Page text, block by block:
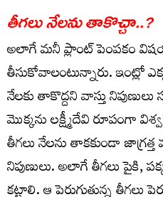
తీగ‌లు నేల‌ను తాకొచ్చా..?
అలాగే మనీ ప్లాంట్ పెంపకం
తీసుకోవాలంటున్నారు. ఇంట్లో
నేల‌కు తాకొద్ద‌ని వాస్తు
మొక్క‌ను ల‌క్ష్మీదేవి రూపంగా
తీగలు నేలను తాకకుండా
నిపుణులు. అలాగే తీగలు పైకి,